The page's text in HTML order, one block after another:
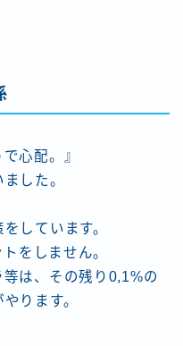
心配。』
した。
しています。
をしません。
は、その残り0,1%の
ります。